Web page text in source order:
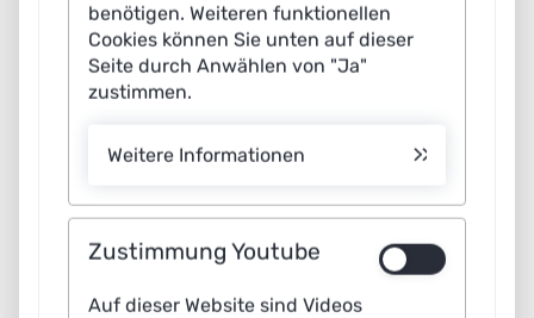
04.05.2026
DMEA 2026 I Ausbildung für
und mit KI
benötigen. Weiteren funktionellen
Cookies können Sie unten auf dieser
Seite durch Anwählen von "Ja"
zustimmen.
Weitere Informationen
Zustimmung Youtube
Auf dieser Website sind Videos